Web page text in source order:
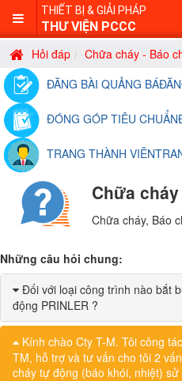
THIẾT BỊ & GIẢI PHÁP
THƯ VIỆN PCCC
Hỏi đáp
Chữa cháy - Báo
ĐĂNG BÀI QUẢNG BÁ
ĐÓNG GÓP TIÊU CHUẨN
TRANG THÀNH VIÊN
Module
logo
Chữa
Chữa cháy, Báo
Những câu hỏi chung:
Đối với loại công trình nào bắt
động PRINLER ?
Kính chào Cty T-M. Tôi công
TM, hỗ trợ và tư vấn cho tôi 2
cháy tự động (báo khói, nhiệt)